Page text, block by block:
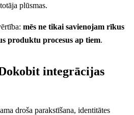
plūsmas.
mēs ne tikai savienojam rīkus
produktu procesus ap tiem.
integrācijas
droša parakstīšana, identitātes